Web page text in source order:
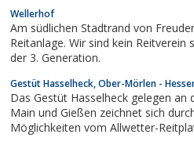
Wellerhof
Am südlichen Stadtrand von
Reitanlage. Wir sind kein
der 3. Generation.
Gestüt Hasselheck, Ober-Mörlen -
Das Gestüt Hasselheck gelegen an
Main und Gießen zeichnet sich
Möglichkeiten vom Allwetter-